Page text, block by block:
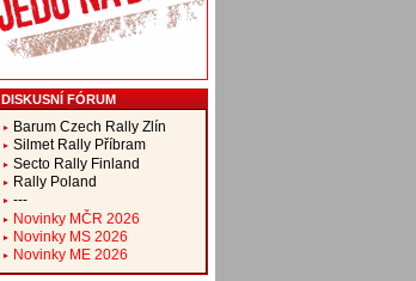
DISKUSNÍ FÓRUM
Barum Czech Rally Zlín
Silmet Rally Příbram
Secto Rally Finland
Rally Poland
---
Novinky MČR 2026
Novinky MS 2026
Novinky ME 2026